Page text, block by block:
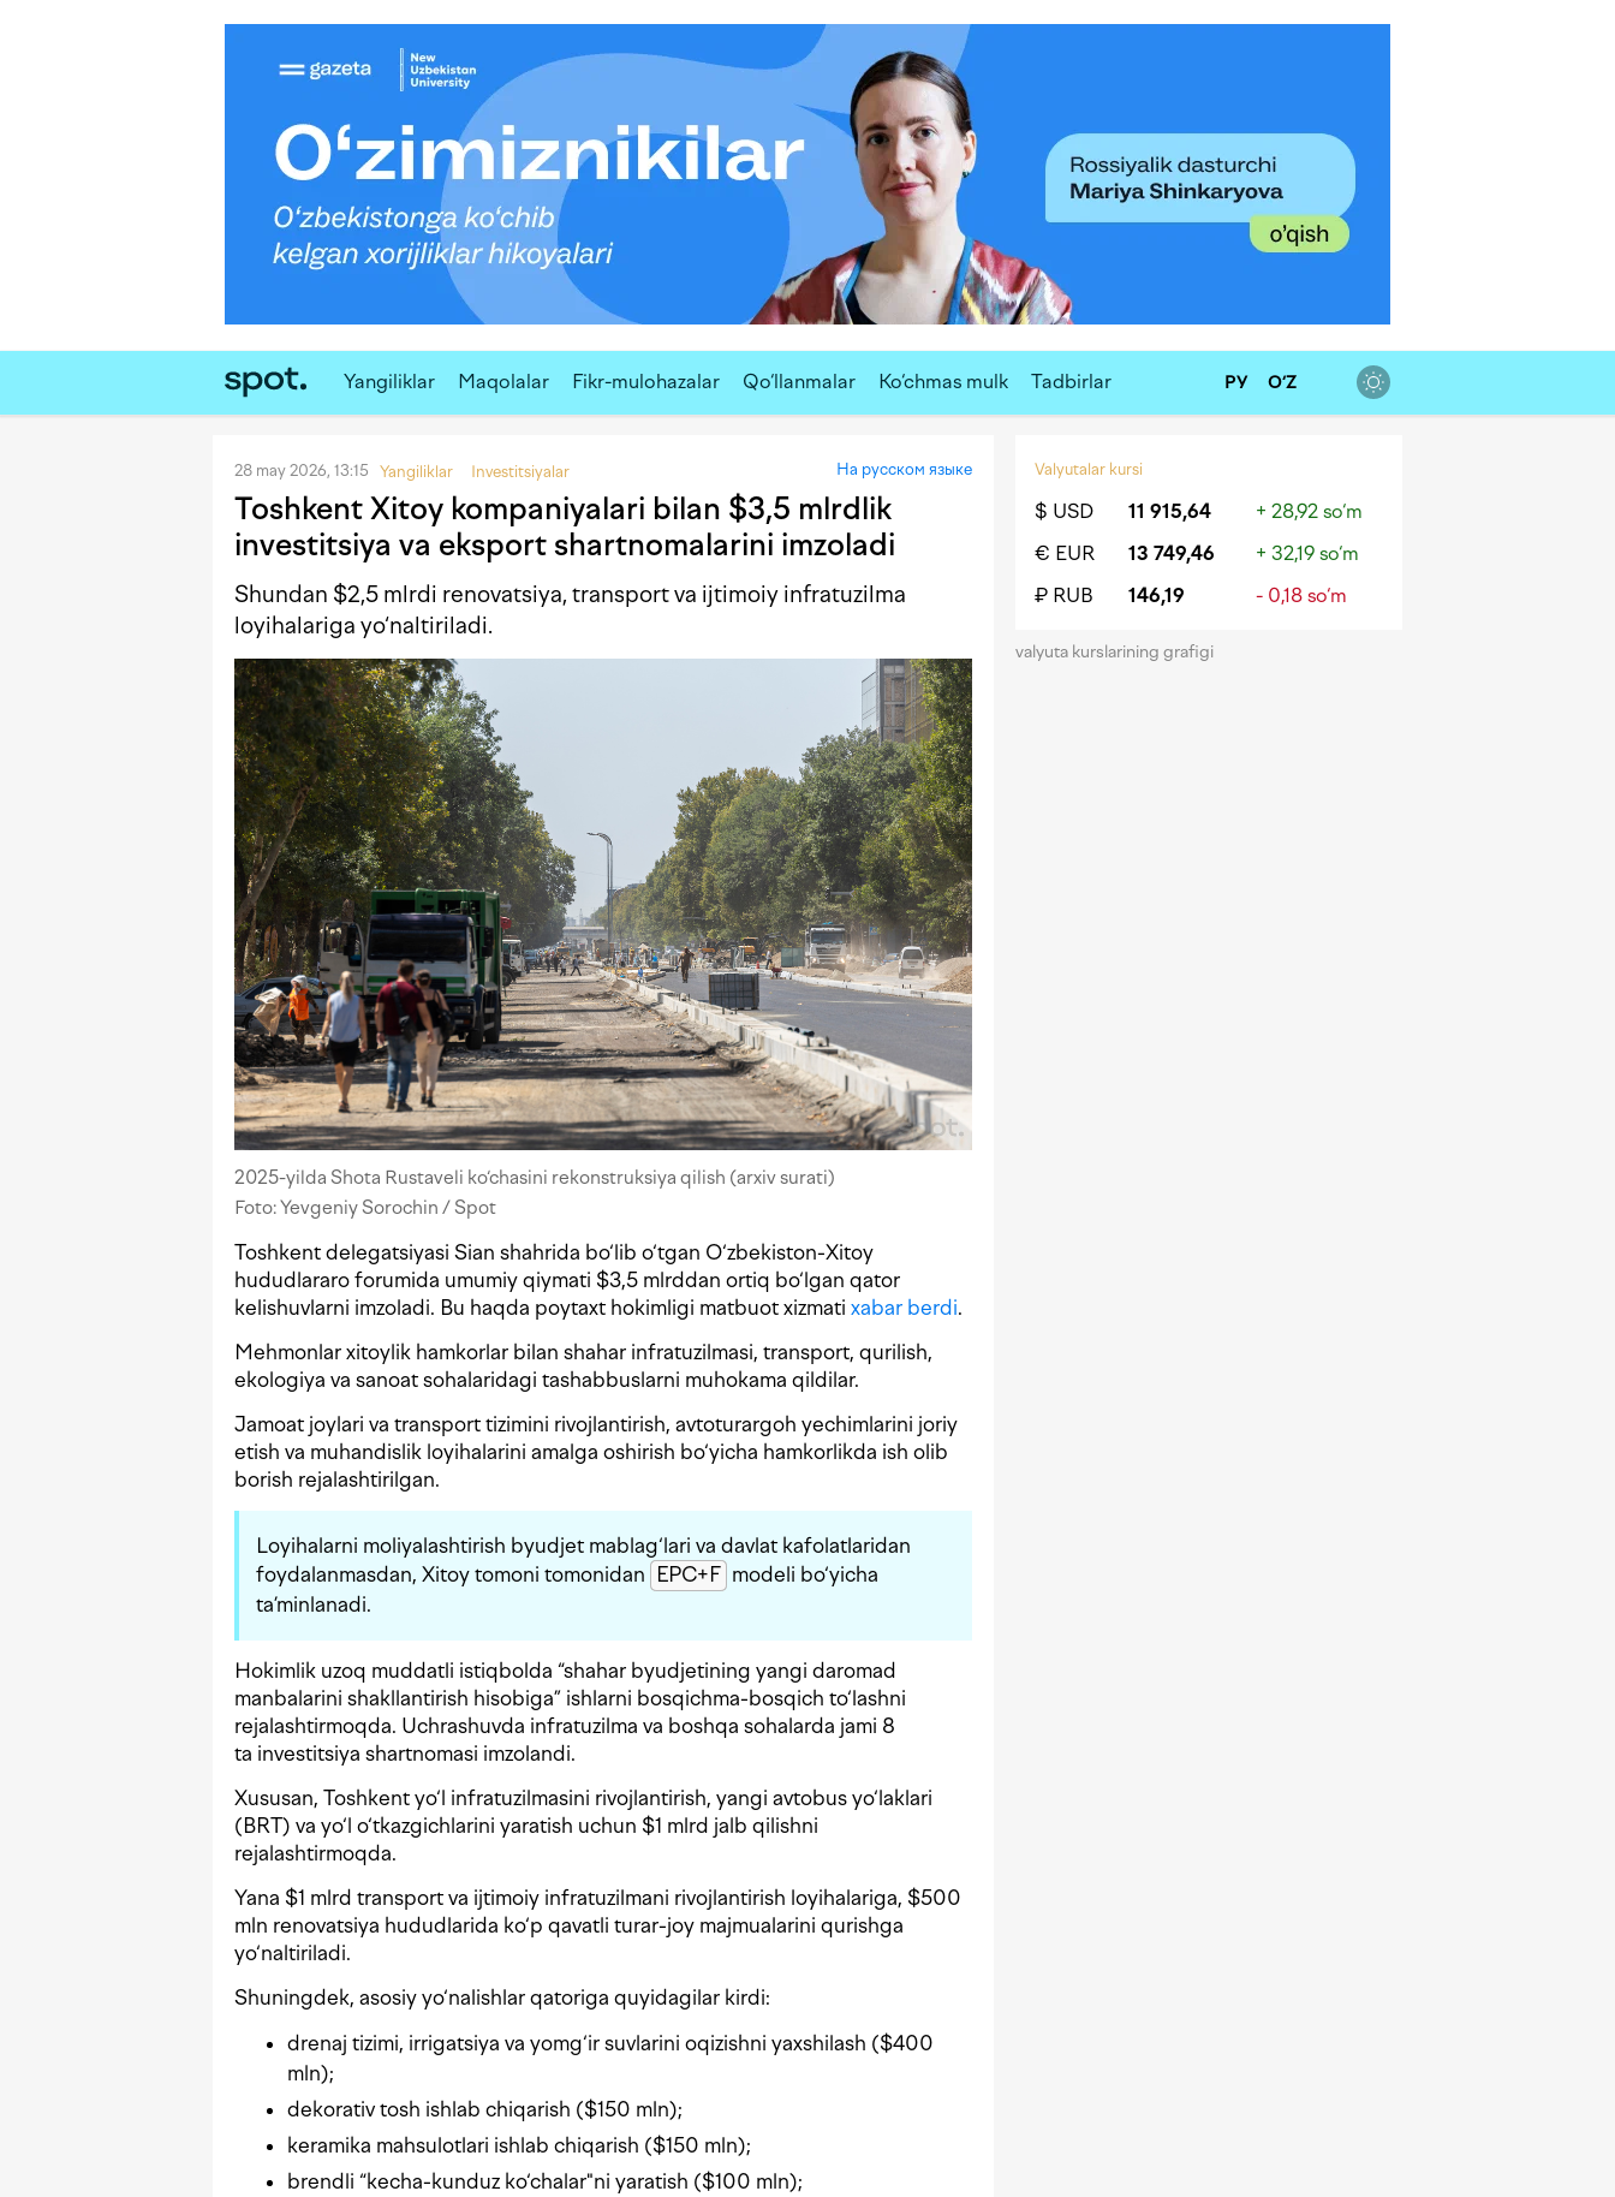
Yangiliklar Maqolalar Fikr-mulohazalar Qo‘llanmalar Ko‘chmas mulk Tadbirlar РУ O‘Z
28 may 2026, 13:15 Yangiliklar Investitsiyalar На русском языке
Toshkent Xitoy kompaniyalari bilan $3,5 mlrdlik
investitsiya va eksport shartnomalarini imzoladi
Shundan $2,5 mlrdi renovatsiya, transport va ijtimoiy infratuzilma
loyihalariga yo‘naltiriladi.
2025-yilda Shota Rustaveli ko‘chasini rekonstruksiya qilish (arxiv surati)
Foto: Yevgeniy Sorochin / Spot
Toshkent delegatsiyasi Sian shahrida bo‘lib o‘tgan O‘zbekiston-Xitoy
hududlararo forumida umumiy qiymati $3,5 mlrddan ortiq bo‘lgan qator
kelishuvlarni imzoladi. Bu haqda poytaxt hokimligi matbuot xizmati xabar berdi.
Mehmonlar xitoylik hamkorlar bilan shahar infratuzilmasi, transport, qurilish,
ekologiya va sanoat sohalaridagi tashabbuslarni muhokama qildilar.
Jamoat joylari va transport tizimini rivojlantirish, avtoturargoh yechimlarini joriy
etish va muhandislik loyihalarini amalga oshirish bo‘yicha hamkorlikda ish olib
borish rejalashtirilgan.
Loyihalarni moliyalashtirish byudjet mablag‘lari va davlat kafolatlaridan
foydalanmasdan, Xitoy tomoni tomonidan
EPC+F modeli bo‘yicha
ta’minlanadi.
Hokimlik uzoq muddatli istiqbolda “shahar byudjetining yangi daromad
manbalarini shakllantirish hisobiga” ishlarni bosqichma-bosqich to‘lashni
rejalashtirmoqda. Uchrashuvda infratuzilma va boshqa sohalarda jami 8
ta investitsiya shartnomasi imzolandi.
Xususan, Toshkent yo‘l infratuzilmasini rivojlantirish, yangi avtobus yo‘laklari
(BRT) va yo‘l o‘tkazgichlarini yaratish uchun $1 mlrd jalb qilishni
rejalashtirmoqda.
Yana $1 mlrd transport va ijtimoiy infratuzilmani rivojlantirish loyihalariga, $500
mln renovatsiya hududlarida ko‘p qavatli turar-joy majmualarini qurishga
yo‘naltiriladi.
Shuningdek, asosiy yo‘nalishlar qatoriga quyidagilar kirdi:
drenaj tizimi, irrigatsiya va yomg‘ir suvlarini oqizishni yaxshilash ($400
mln);
dekorativ tosh ishlab chiqarish ($150 mln);
keramika mahsulotlari ishlab chiqarish ($150 mln);
brendli “kecha-kunduz ko‘chalar"ni yaratish ($100 mln);
Valyutalar kursi
$ USD 11 915,64
+ 28,92 so‘m
€ EUR
13 749,46
+ 32,19 so‘m
₽ RUB
146,19 - 0,18 so‘m
valyuta kurslarining grafigi